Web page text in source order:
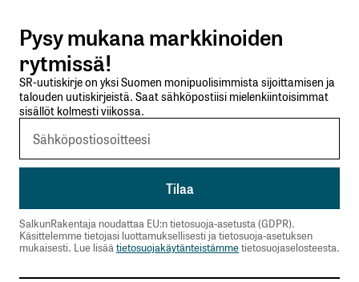
Lähetä kommentti
Pysy mukana markkinoiden
rytmissä!
SR-uutiskirje on yksi Suomen monipuolisimmista sijoittamisen ja
talouden uutiskirjeistä. Saat sähköpostiisi mielenkiintoisimmat
sisällöt kolmesti viikossa.
SalkunRakentaja noudattaa EU:n tietosuoja-asetusta (GDPR).
Käsittelemme tietojasi luottamuksellisesti ja tietosuoja-asetuksen
mukaisesti. Lue lisää tietosuojakäytänteistämmetietosuojaselosteesta.